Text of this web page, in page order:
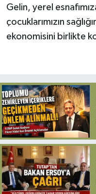
Gelin, yerel
çocuklarımızın
ekonomisini birlikte